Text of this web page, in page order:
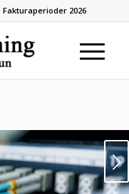
Fakturaperioder 2026
Nästa